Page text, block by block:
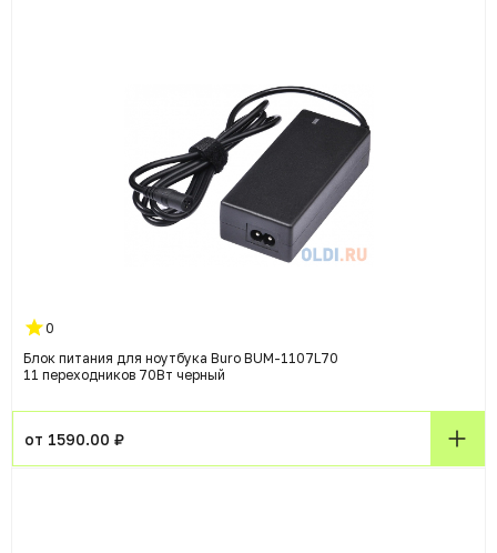
0
Блок питания для ноутбука Buro BUM-1107L70
11 переходников 70Вт черный
от 1590.00 ₽